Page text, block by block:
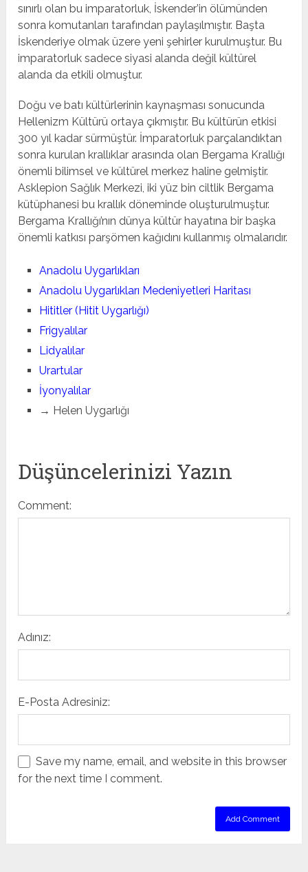
sınırlı olan bu imparatorluk, İskender’in ölümünden
sonra komutanları tarafından paylaşılmıştır. Başta
İskenderiye olmak üzere yeni şehirler kurulmuştur. Bu
imparatorluk sadece siyasi alanda değil kültürel
alanda da etkili olmuştur.
Doğu ve batı kültürlerinin kaynaşması sonucunda
Hellenizm Kültürü ortaya çıkmıştır. Bu kültürün etkisi
300 yıl kadar sürmüştür. İmparatorluk parçalandıktan
sonra kurulan krallıklar arasında olan Bergama Krallığı
önemli bilimsel ve kültürel merkez haline gelmiştir.
Asklepion Sağlık Merkezi, iki yüz bin ciltlik Bergama
kütüphanesi bu krallık döneminde oluşturulmuştur.
Bergama Krallığı’nın dünya kültür hayatına bir başka
önemli katkısı parşömen kağıdını kullanmış olmalarıdır.
Anadolu Uygarlıkları
Anadolu Uygarlıkları Medeniyetleri Haritası
Hititler (Hitit Uygarlığı)
Frigyalılar
Lidyalılar
Urartular
İyonyalılar
→ Helen Uygarlığı
Düşüncelerinizi Yazın
Comment:
Adınız:
E-Posta Adresiniz:
Save my name, email, and website in this browser
for the next time I comment.